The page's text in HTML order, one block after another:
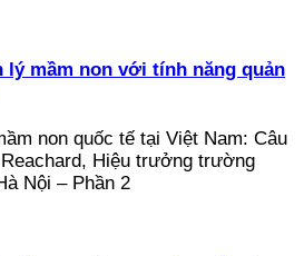
lý mầm non với tính năng quản